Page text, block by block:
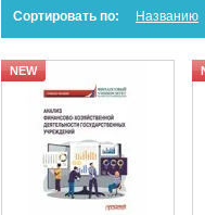
Сортировать по: Названию
NEW